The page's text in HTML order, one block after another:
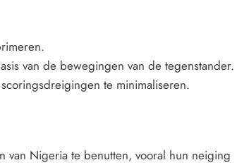
van de bewegingen van de tegenstander.
te minimaliseren.
van Nigeria te benutten, vooral hun neiging